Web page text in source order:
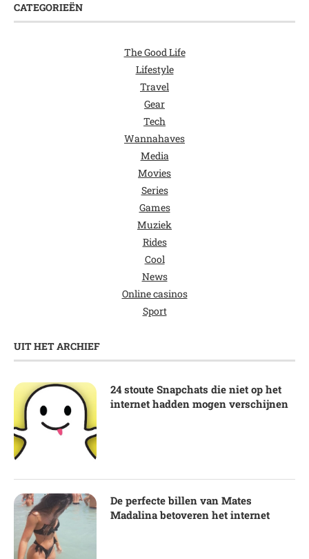
CATEGORIEËN
The Good Life
Lifestyle
Travel
Gear
Tech
Wannahaves
Media
Movies
Series
Games
Muziek
Rides
Cool
News
Online casinos
Sport
UIT HET ARCHIEF
24 stoute Snapchats die niet op het
internet hadden mogen verschijnen
De perfecte billen van Mates
Madalina betoveren het internet